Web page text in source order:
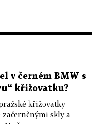
v černém BMW s
křižovatku?
křižovatky
skly a